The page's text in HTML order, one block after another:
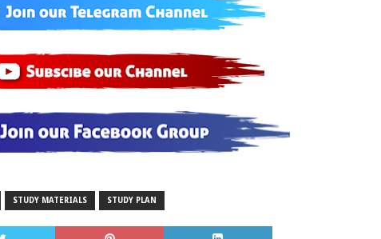
STUDY MATERIALS STUDY PLAN